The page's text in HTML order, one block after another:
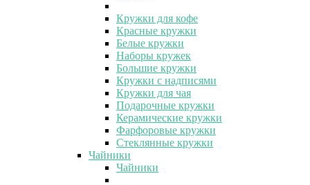
Кружки для кофе
Красные кружки
Белые кружки
Наборы кружек
Большие кружки
Кружки с надписями
Кружки для чая
Подарочные кружки
Керамические кружки
Фарфоровые кружки
Стеклянные кружки
Чайники
Чайники